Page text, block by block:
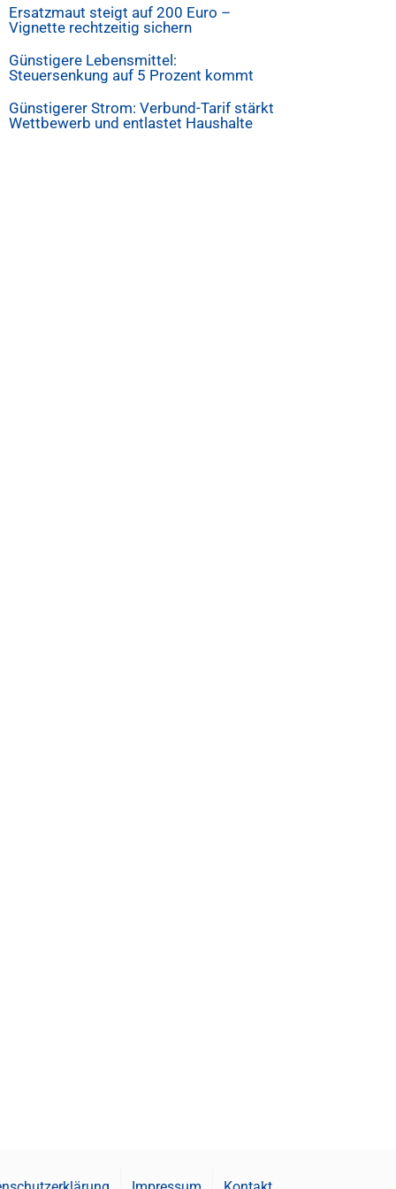
Ersatzmaut steigt auf 200 Euro –
Vignette rechtzeitig sichern
Günstigere Lebensmittel:
Steuersenkung auf 5 Prozent kommt
Günstigerer Strom: Verbund-Tarif stärkt
Wettbewerb und entlastet Haushalte